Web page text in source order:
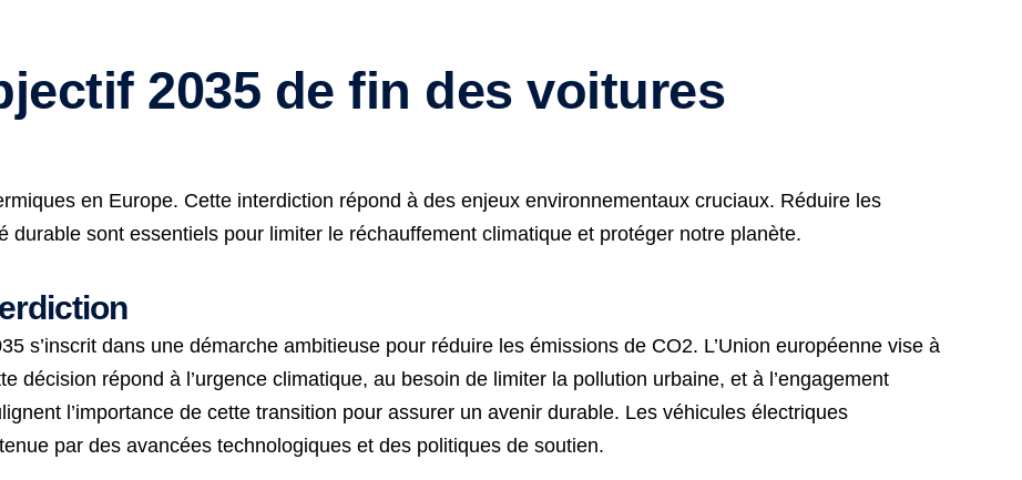
2035 de fin des voitures
en Europe. Cette interdiction répond à des enjeux environnementaux cruciaux. Réduire les
durable sont essentiels pour limiter le réchauffement climatique et protéger notre planète.
s’inscrit dans une démarche ambitieuse pour réduire les émissions de CO2. L’Union européenne vise à
décision répond à l’urgence climatique, au besoin de limiter la pollution urbaine, et à l’engagement
l’importance de cette transition pour assurer un avenir durable. Les véhicules électriques
par des avancées technologiques et des politiques de soutien.